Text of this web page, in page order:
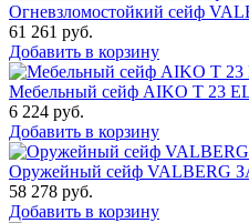
Огневзломостойкий сейф
61 261 руб.
Добавить в корзину
Мебельный сейф AIKO Т 23
6 224 руб.
Добавить в корзину
Оружейный сейф VALBERG
58 278 руб.
Добавить в корзину